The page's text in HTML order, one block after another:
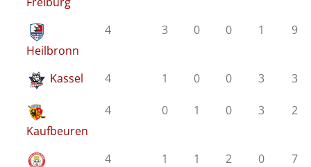
Heilbronn
4 3 0 0 1 9
Kassel 4 1 0 0 3 3
Kaufbeuren
4 0 1 0 3 2
4 1 1 2 0 7